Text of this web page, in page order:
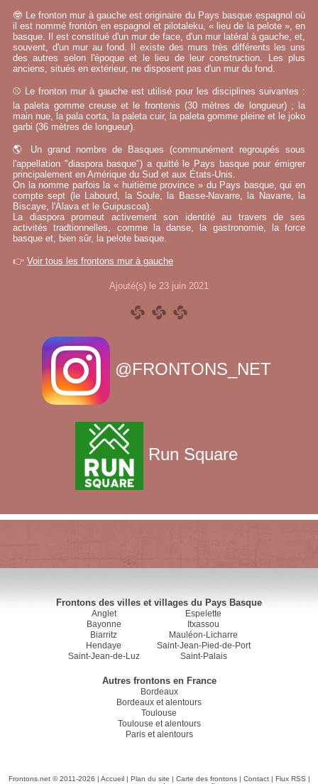
🤓 Le fronton mur à gauche est originaire du Pays basque espagnol où
il est nommé frontón en espagnol et pilotaleku, « lieu de la pelote », en
basque. Il est constitué d'un mur de face, d'un mur latéral à gauche, et,
souvent, d'un mur au fond. Il existe des murs très différents les uns
des autres selon l'époque et le lieu de leur construction. Les plus
anciens, situés en extérieur, ne disposent pas d'un mur du fond.
⚾ Le fronton mur à gauche est utilisé pour les disciplines suivantes :
la paleta gomme creuse et le frontenis (30 mètres de longueur) ; la
main nue, la pala corta, la paleta cuir, la paleta gomme pleine et le joko
garbi (36 mètres de longueur).
🌎 Un grand nombre de Basques (communément regroupés sous
l'appellation "diaspora basque") a quitté le Pays basque pour émigrer
principalement en Amérique du Sud et aux États-Unis.
On la nomme parfois la « huitième province » du Pays basque, qui en
compte sept (le Labourd, la Soule, la Basse-Navarre, la Navarre, la
Biscaye, l'Alava et le Guipuscoa).
La diaspora promeut activement son identité au travers de ses
activités tradtionnelles, comme la danse, la gastronomie, la force
basque et, bien sûr, la pelote basque.
👉 Voir tous les frontons mur à gauche
Ajouté(s) le 23 juin 2021
@FRONTONS_NET
Run Square
Frontons des villes et villages du Pays Basque
Anglet
Bayonne
Biarritz
Hendaye
Saint-Jean-de-Luz
Espelette
Itxassou
Mauléon-Licharre
Saint-Jean-Pied-de-Port
Saint-Palais
Autres frontons en France
Bordeaux
Bordeaux et alentours
Toulouse
Toulouse et alentours
Paris et alentours
Frontons.net © 2011-2026 | Accueil| Plan du site | Carte des frontons| Contact| Flux RSS |